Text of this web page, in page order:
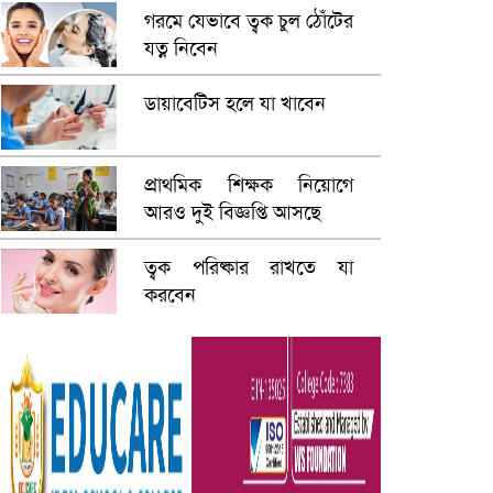
গরমে যেভাবে ত্বক চুল ঠোঁটের
যত্ন নিবেন
ডায়াবেটিস হলে যা খাবেন
প্রাথমিক শিক্ষক নিয়োগে
আরও দুই বিজ্ঞপ্তি আসছে
ত্বক পরিষ্কার রাখতে যা
করবেন